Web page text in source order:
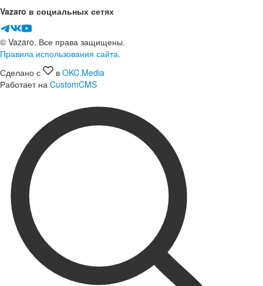
Vazaro в социальных сетях
© Vazaro. Все права защищены.
Правила использования сайта.
Сделано с
в OKC.Media
Работает на CustomCMS